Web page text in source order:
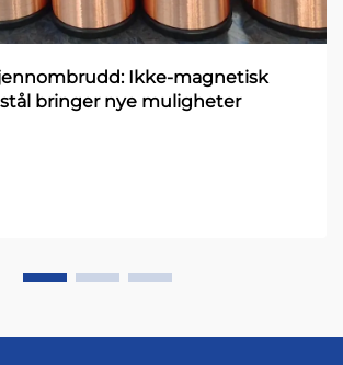
Ikke-magnetisk
bringer nye muligheter